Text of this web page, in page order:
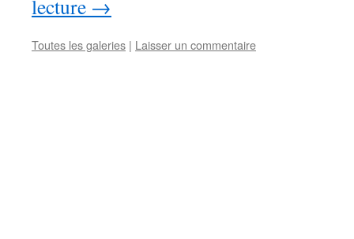
lecture →
Toutes les galeries | Laisser un commentaire